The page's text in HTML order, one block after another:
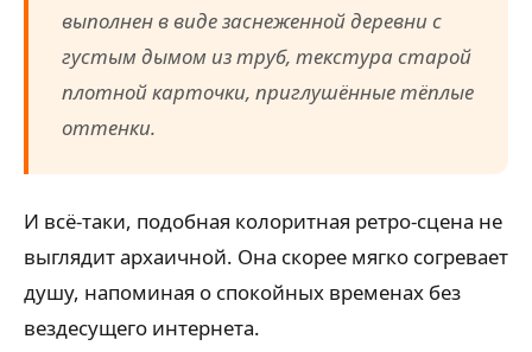
выполнен в виде заснеженной деревни с
густым дымом из труб, текстура старой
плотной карточки, приглушённые тёплые
оттенки.
И всё-таки, подобная колоритная ретро-сцена не
выглядит архаичной. Она скорее мягко согревает
душу, напоминая о спокойных временах без
вездесущего интернета.